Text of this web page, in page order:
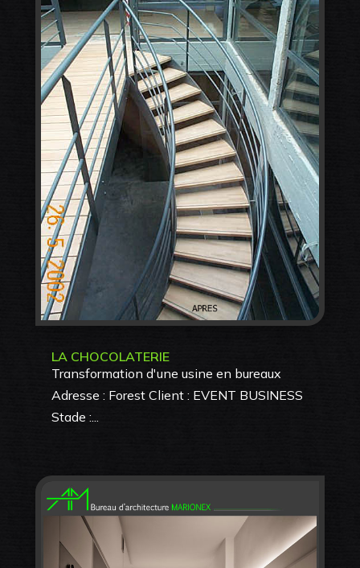
LA CHOCOLATERIE
Transformation d'une usine en bureaux
Adresse : Forest Client : EVENT BUSINESS
Stade :...